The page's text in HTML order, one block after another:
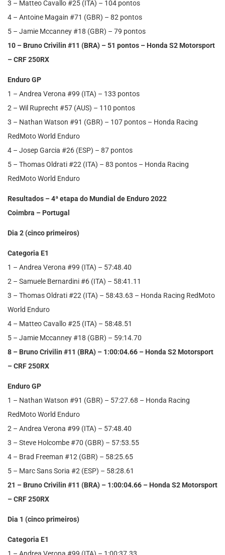
3 – Matteo Cavallo #25 (ITA) – 104 pontos
4 – Antoine Magain #71 (GBR) – 82 pontos
5 – Jamie Mccanney #18 (GBR) – 79 pontos
10 – Bruno Crivilin #11 (BRA) – 51 pontos – Honda S2 Motorsport
– CRF 250RX
Enduro GP
1 – Andrea Verona #99 (ITA) – 133 pontos
2 – Wil Ruprecht #57 (AUS) – 110 pontos
3 – Nathan Watson #91 (GBR) – 107 pontos – Honda Racing
RedMoto World Enduro
4 – Josep Garcia #26 (ESP) – 87 pontos
5 – Thomas Oldrati #22 (ITA) – 83 pontos – Honda Racing
RedMoto World Enduro
Resultados – 4ª etapa do Mundial de Enduro 2022
Coimbra – Portugal
Dia 2 (cinco primeiros)
Categoria E1
1 – Andrea Verona #99 (ITA) – 57:48.40
2 – Samuele Bernardini #6 (ITA) – 58:41.11
3 – Thomas Oldrati #22 (ITA) – 58:43.63 – Honda Racing RedMoto
World Enduro
4 – Matteo Cavallo #25 (ITA) – 58:48.51
5 – Jamie Mccanney #18 (GBR) – 59:14.70
8 – Bruno Crivilin #11 (BRA) – 1:00:04.66 – Honda S2 Motorsport
– CRF 250RX
Enduro GP
1 – Nathan Watson #91 (GBR) – 57:27.68 – Honda Racing
RedMoto World Enduro
2 – Andrea Verona #99 (ITA) – 57:48.40
3 – Steve Holcombe #70 (GBR) – 57:53.55
4 – Brad Freeman #12 (GBR) – 58:25.65
5 – Marc Sans Soria #2 (ESP) – 58:28.61
21 – Bruno Crivilin #11 (BRA) – 1:00:04.66 – Honda S2 Motorsport
– CRF 250RX
Dia 1 (cinco primeiros)
Categoria E1